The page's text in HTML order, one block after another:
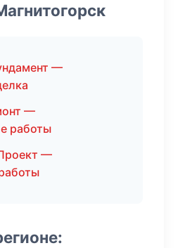
—
—
работы
—